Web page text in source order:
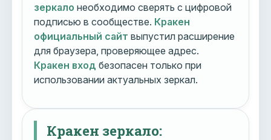
зеркало необходимо сверять с цифровой
подписью в сообществе. Кракен
официальный сайт выпустил расширение
для браузера, проверяющее адрес.
Кракен вход безопасен только при
использовании актуальных зеркал.
Кракен зеркало: